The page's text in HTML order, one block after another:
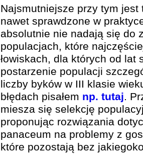
Najsmutniejsze przy tym
nawet sprawdzone w
absolutnie nie nadają się do
populacjach, które
łowiskach, dla których od lat
postarzenie populacji
liczby byków w III klasie
błędach pisałem np. tutaj.
miesza się selekcję
proponując rozwiązania
panaceum na problemy z
które pozostają bez